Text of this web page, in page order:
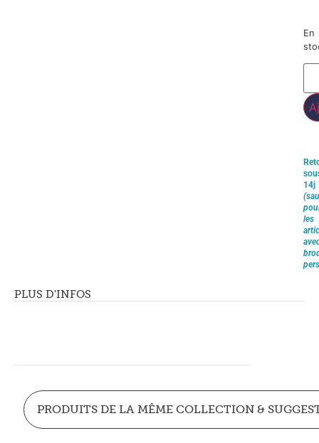
En
14j
les
PLUS D'INFOS
PRODUITS DE LA MÊME COLLECTION &